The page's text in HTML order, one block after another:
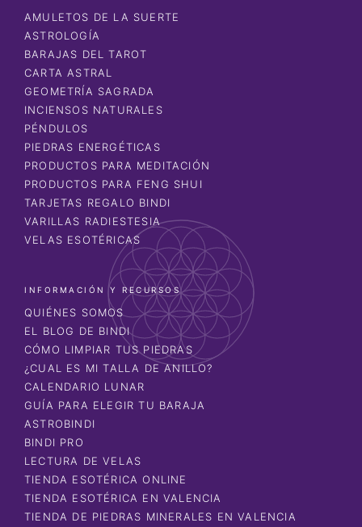
AMULETOS DE LA SUERTE
ASTROLOGÍA
BARAJAS DEL TAROT
CARTA ASTRAL
GEOMETRÍA SAGRADA
INCIENSOS NATURALES
PÉNDULOS
PIEDRAS ENERGÉTICAS
PRODUCTOS PARA MEDITACIÓN
PRODUCTOS PARA FENG SHUI
TARJETAS REGALO BINDI
VARILLAS RADIESTESIA
VELAS ESOTÉRICAS
INFORMACIÓN Y RECURSOS
QUIÉNES SOMOS
EL BLOG DE BINDI
CÓMO LIMPIAR TUS PIEDRAS
¿CUAL ES MI TALLA DE ANILLO?
CALENDARIO LUNAR
GUÍA PARA ELEGIR TU BARAJA
ASTROBINDI
BINDI PRO
LECTURA DE VELAS
TIENDA ESOTÉRICA ONLINE
TIENDA ESOTÉRICA EN VALENCIA
TIENDA DE PIEDRAS MINERALES EN VALENCIA